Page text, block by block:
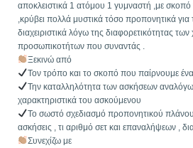
αποκλειστικά 1 ατόμου 1 γυμναστή ,με
,κρύβει πολλά μυστικά τόσο προπονητικά
διαχειριστικά λόγω της διαφορετικότητας
προσωπικοτήτων που συναντάς .
Ξεκινώ από
Τον τρόπο και το σκοπό που παίρνουμε
Την καταλληλότητα των ασκήσεων
χαρακτηριστικά του ασκούμενου
Το σωστό σχεδιασμό προπονητικού
ασκήσεις , τι αριθμό σετ και επαναλήψεων ,
Συνεχίζω με